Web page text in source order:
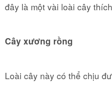
đây là một vài loài cây
Cây xương rồng
Loài cây này có thể chịu